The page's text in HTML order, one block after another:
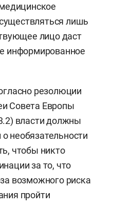
лишь
лицо даст
информированное
резолюции
Совета Европы
власти должны
необязательности
чтобы никто
за то, что
возможного риска
пройти